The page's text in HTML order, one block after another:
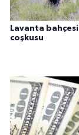
Lavanta
coşkusu